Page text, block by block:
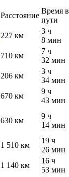
Расстояние
Время в
пути
227 км
3 ч
8 мин
710 км
7 ч
32 мин
206 км
3 ч
34 мин
670 км
9 ч
43 мин
630 км
9 ч
14 мин
1 510 км
19 ч
26 мин
1 140 км
16 ч
53 мин